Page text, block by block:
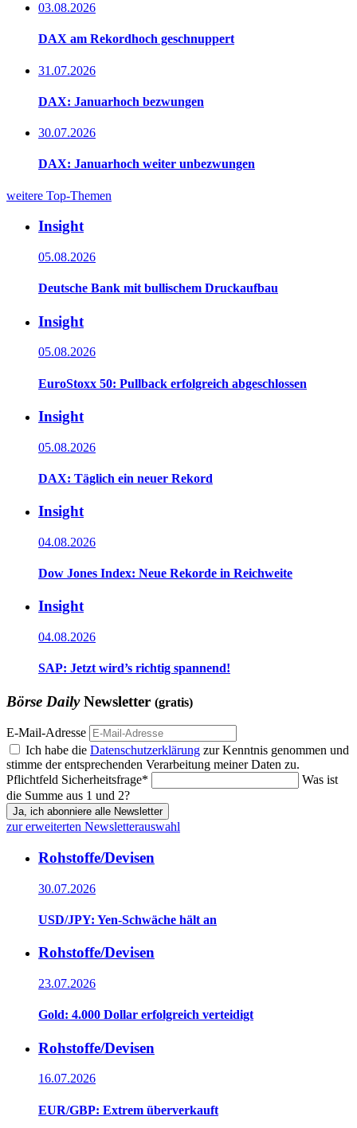
03.08.2026
DAX am Rekordhoch geschnuppert
31.07.2026
DAX: Januarhoch bezwungen
30.07.2026
DAX: Januarhoch weiter unbezwungen
weitere Top-Themen
Insight
05.08.2026
Deutsche Bank mit bullischem Druckaufbau
Insight
05.08.2026
EuroStoxx 50: Pullback erfolgreich abgeschlossen
Insight
05.08.2026
DAX: Täglich ein neuer Rekord
Insight
04.08.2026
Dow Jones Index: Neue Rekorde in Reichweite
Insight
04.08.2026
SAP: Jetzt wird’s richtig spannend!
Börse DailyNewsletter (gratis)
E-Mail-Adresse
Ich habe die Datenschutzerklärung zur Kenntnis genommen und
stimme der entsprechenden Verarbeitung meiner Daten zu.
Pflichtfeld Sicherheitsfrage*
Was ist
die Summe aus 1 und 2?
Ja, ich abonniere alle Newsletter
zur erweiterten Newsletterauswahl
Rohstoffe/Devisen
30.07.2026
USD/JPY: Yen-Schwäche hält an
Rohstoffe/Devisen
23.07.2026
Gold: 4.000 Dollar erfolgreich verteidigt
Rohstoffe/Devisen
16.07.2026
EUR/GBP: Extrem überverkauft